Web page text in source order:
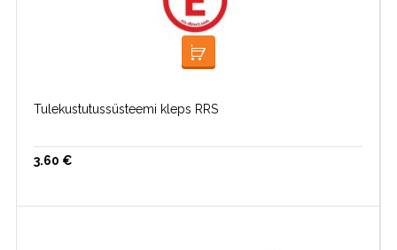
LISA KORVI
Tulekustutussüsteemi kleps RRS
3.60 €